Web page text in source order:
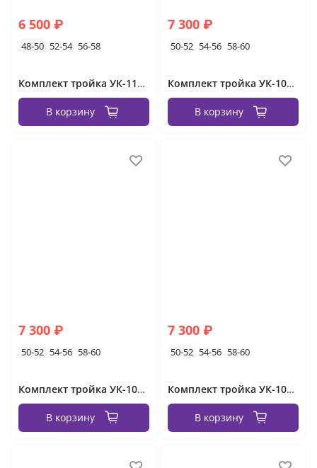
6 500 ₽
48-50 52-54 56-58
Комплект тройка УК-1132 Фабрика Моды
В корзину
7 300 ₽
50-52 54-56 58-60
Комплект тройка УК-1067-4 Фабрика Моды
В корзину
7 300 ₽
50-52 54-56 58-60
Комплект тройка УК-1067-3 Фабрика Моды
В корзину
7 300 ₽
50-52 54-56 58-60
Комплект тройка УК-1067-2 Фабрика Моды
В корзину